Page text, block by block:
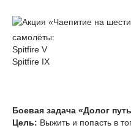
самолёты:
Spitfire V
Spitfire IX
Боевая задача «Долог
Цель: Выжить и попасть в